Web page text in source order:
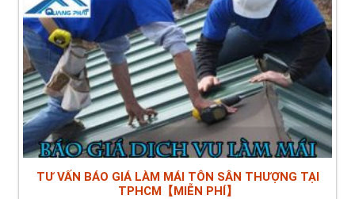
TƯ VẤN BÁO GIÁ LÀM MÁI TÔN SÂN THƯỢNG TẠI
TPHCM【MIỄN PHÍ】